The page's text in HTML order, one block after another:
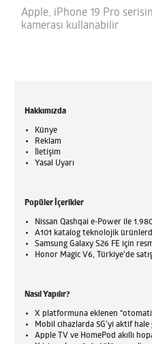
Apple, iPhone 19 Pro
kamerası kullanabilir
Hakkımızda
Künye
Reklam
İletişim
Yasal Uyarı
Popüler İçerikler
Nissan Qashqai e-Power ile
A101 katalog teknolojik
Samsung Galaxy S26 FE için
Honor Magic V6, Türkiye'de
Nasıl Yapılır?
X platformuna eklenen
Mobil cihazlarda 5G’yi aktif
Apple TV ve HomePod akıllı